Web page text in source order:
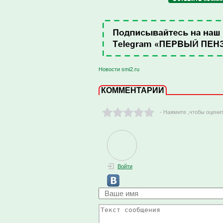
Новости smi2.ru
КОММЕНТАРИИ
- Нажмите ,чтобы
Войти